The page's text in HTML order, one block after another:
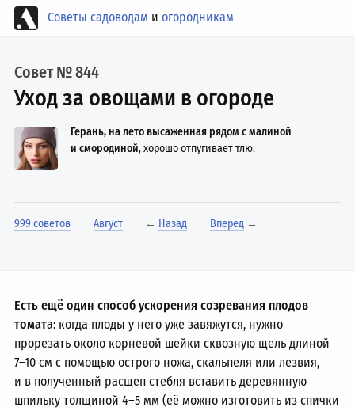
Советы садоводам иогородникам
Совет № 844
Уход за овощами в огороде
Герань, на лето высаженная рядом с малиной
и смородиной, хорошо отпугивает тлю.
999 советов Август ← Назад Вперёд→
Есть ещё один способ ускорения созревания плодов
томата: когда плоды у него уже завяжутся, нужно
прорезать около корневой шейки сквозную щель длиной
7–10 см с помощью острого ножа, скальпеля или лезвия,
и в полученный расщеп стебля вставить деревянную
шпильку толщиной4–5 мм (её можно изготовить из спички